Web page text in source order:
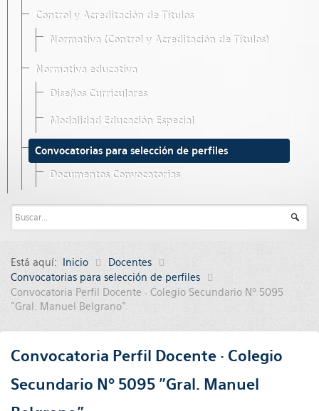
Control y Acreditación de Títulos
Normativa (Control y Acreditación de Títulos)
Normativa educativa
Diseños Curriculares
Modalidad Educación Especial
Convocatorias para selección de perfiles
Documentos Convocatorias
Está aquí: Inicio
Docentes
Convocatorias para selección de perfiles
Convocatoria Perfil Docente · Colegio Secundario Nº 5095
"Gral. Manuel Belgrano"
Convocatoria Perfil Docente · Colegio
Secundario Nº 5095 "Gral. Manuel